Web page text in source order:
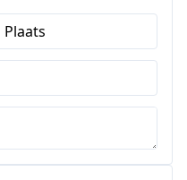
Plaats